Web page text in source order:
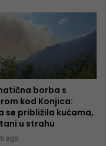
borba s
kod Konjica:
se približila kućama,
u strahu
ago